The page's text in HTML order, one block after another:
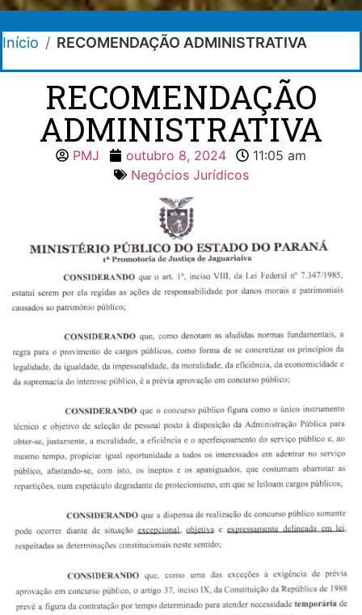
Início / RECOMENDAÇÃO ADMINISTRATIVA
RECOMENDAÇÃO
ADMINISTRATIVA
PMJ outubro 8, 2024
11:05 am
Negócios Jurídicos